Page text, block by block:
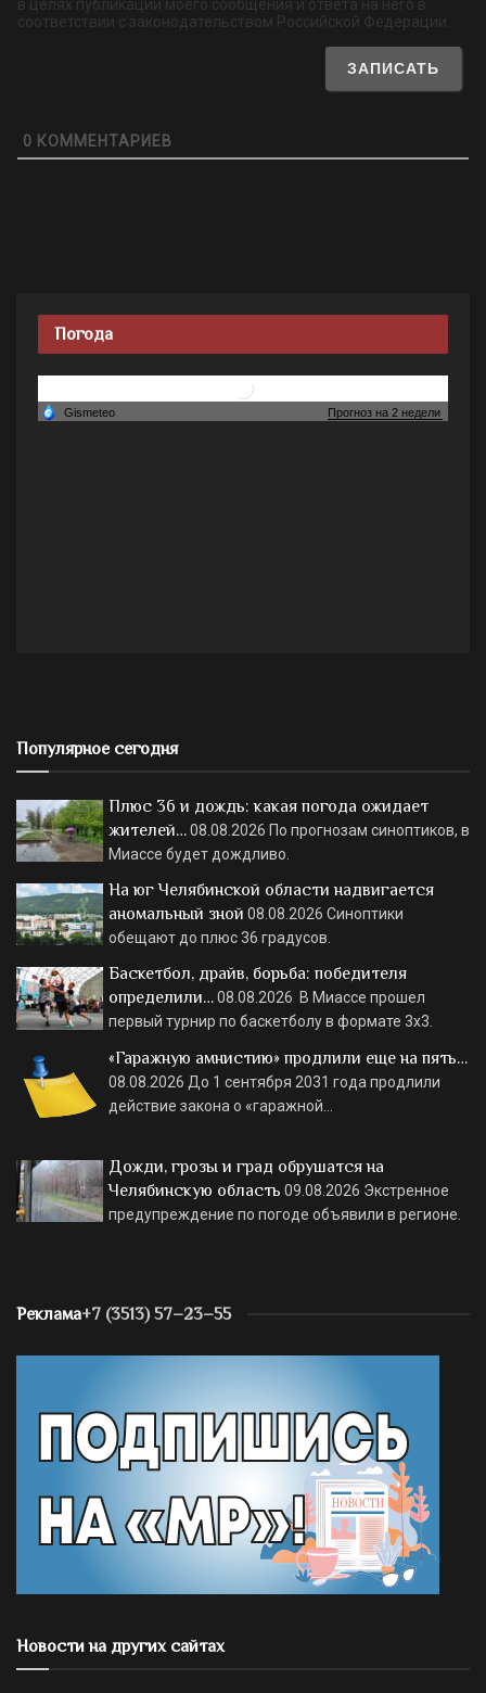
в целях публикации моего сообщения и ответа на него в
соответствии с законодательством Российской Федерации.
0 КОММЕНТАРИЕВ
Погода
Популярное сегодня
Плюс 36 и дождь: какая погода ожидает
жителей…08.08.2026 По прогнозам синоптиков, в
Миассе будет дождливо.
На юг Челябинской области надвигается
аномальный зной 08.08.2026 Синоптики
обещают до плюс 36 градусов.
Баскетбол, драйв, борьба: победителя
определили…08.08.2026 В Миассе прошел
первый турнир по баскетболу в формате 3х3.
«Гаражную амнистию» продлили еще на пять…
08.08.2026 До 1 сентября 2031 года продлили
действие закона о «гаражной…
Дожди, грозы и град обрушатся на
Челябинскую область 09.08.2026 Экстренное
предупреждение по погоде объявили в регионе.
Реклама+7 (3513) 57–23–55
Новости на других сайтах